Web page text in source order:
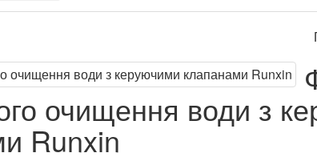
очищення води з
Runxin